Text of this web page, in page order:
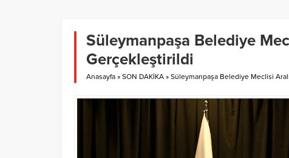
Süleymanpaşa Belediye
Gerçekleştirildi
Anasayfa » SON DAKİKA » Süleymanpaşa Belediye Meclisi